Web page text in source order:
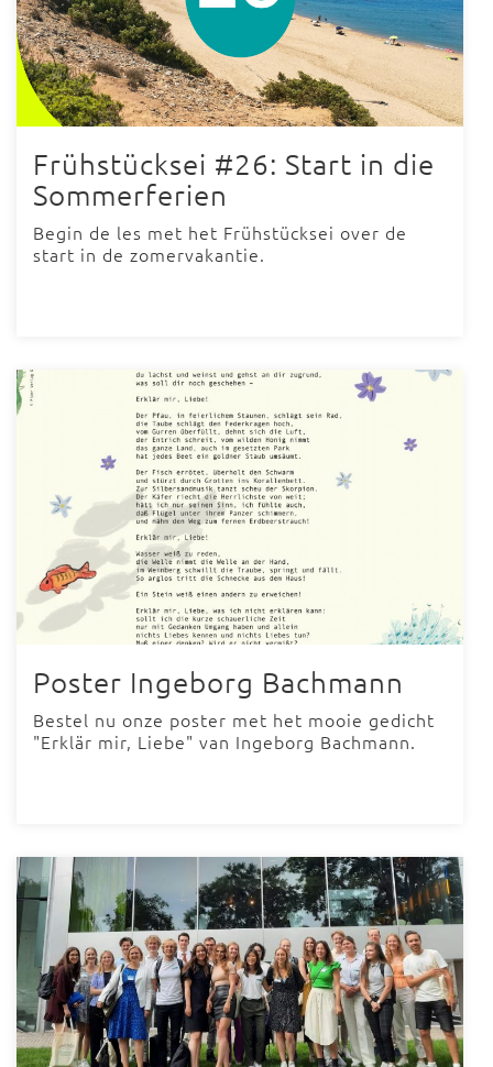
Frühstücksei #26: Start in die
Sommerferien
Begin de les met het Frühstücksei over de
start in de zomervakantie.
Poster Ingeborg Bachmann
Bestel nu onze poster met het mooie gedicht
"Erklär mir, Liebe" van Ingeborg Bachmann.